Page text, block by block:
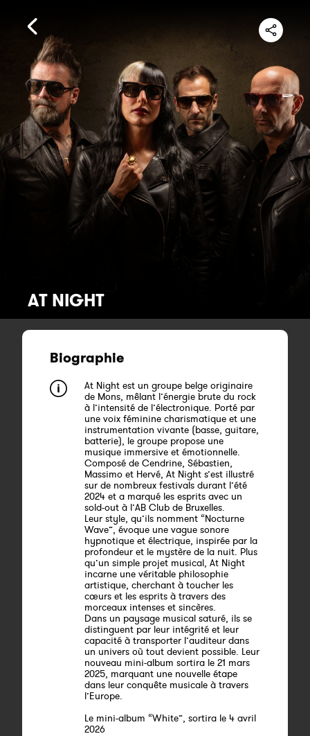
AT NIGHT
Biographie
At Night est un groupe belge originaire
de Mons, mêlant l’énergie brute du rock
à l’intensité de l’électronique. Porté par
une voix féminine charismatique et une
instrumentation vivante (basse, guitare,
batterie), le groupe propose une
musique immersive et émotionnelle.
Composé de Cendrine, Sébastien,
Massimo et Hervé, At Night s’est illustré
sur de nombreux festivals durant l’été
2024 et a marqué les esprits avec un
sold-out à l’AB Club de Bruxelles.
Leur style, qu’ils nomment “Nocturne
Wave”, évoque une vague sonore
hypnotique et électrique, inspirée par la
profondeur et le mystère de la nuit. Plus
qu’un simple projet musical, At Night
incarne une véritable philosophie
artistique, cherchant à toucher les
cœurs et les esprits à travers des
morceaux intenses et sincères.
Dans un paysage musical saturé, ils se
distinguent par leur intégrité et leur
capacité à transporter l’auditeur dans
un univers où tout devient possible. Leur
nouveau mini-album sortira le 21 mars
2025, marquant une nouvelle étape
dans leur conquête musicale à travers
l’Europe.
Le mini-album “White”, sortira le 4 avril
2026